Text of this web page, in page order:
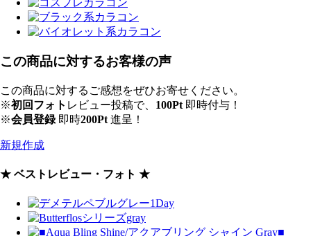
この商品に対するお客様の声
この商品に対するご感想をぜひお寄せください。
※初回フォト レビュー投稿で、 100Pt 即時付与！
※会員登録即時200Pt 進呈！
新規作成
★ ベストレビュー・フォト ★